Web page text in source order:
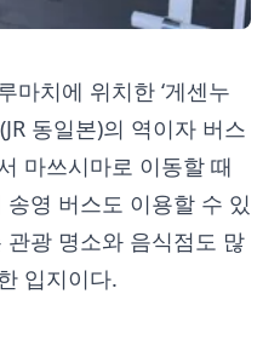
마치에 위치한 ‘게센누
동일본)의 역이자 버스
마쓰시마로 이동할 때
영 버스도 이용할 수 있
광 명소와 음식점도 많
입지이다.